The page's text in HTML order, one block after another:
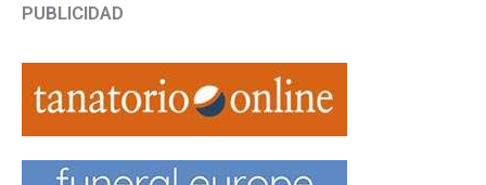
PUBLICIDAD